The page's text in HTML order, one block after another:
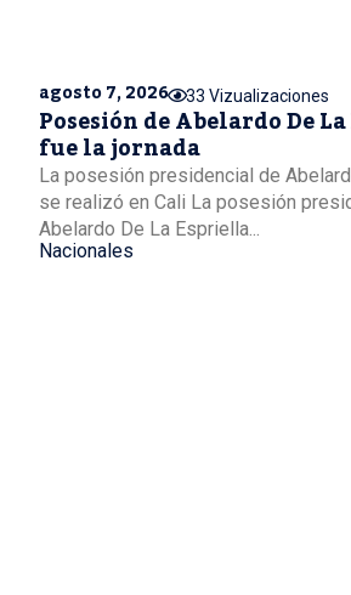
agosto 7, 2026 33 Vizualizaciones
Posesión de Abelardo De
fue la jornada
La posesión presidencial de
se realizó en Cali La posesión
Abelardo De La Espriella...
Nacionales